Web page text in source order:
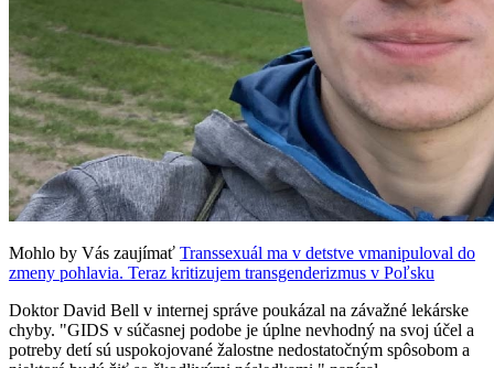
Mohlo by Vás zaujímať Transsexuál ma v detstve vmanipuloval do
zmeny pohlavia. Teraz kritizujem transgenderizmus v Poľsku
Doktor David Bell v internej správe poukázal na závažné lekárske
chyby. "GIDS v súčasnej podobe je úplne nevhodný na svoj účel a
potreby detí sú uspokojované žalostne nedostatočným spôsobom a